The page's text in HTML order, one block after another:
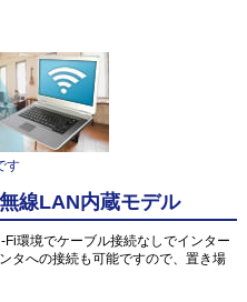
す
線LAN内蔵モデル
環境でケーブル接続なしでインター
タへの接続も可能ですので、置き場